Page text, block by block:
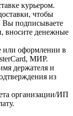
курьером.
чтобы
Вы подписываете
вносите денежные
или оформлении в
МИР.
держателя и
из
организации/ИП